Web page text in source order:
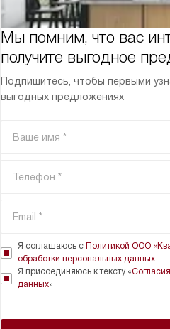
Мы помним, что вас
получите выгодное
Подпишитесь, чтобы первыми
выгодных предложениях
Я соглашаюсь с Политикой ООО
обработки персональных данных
Я присоединяюсь к тексту «
данных»